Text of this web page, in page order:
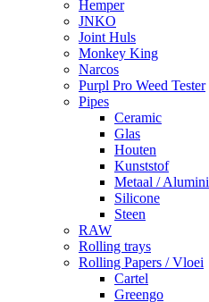
Hemper
JNKO
Joint Huls
Monkey King
Narcos
Purpl Pro Weed Tester
Pipes
Ceramic
Glas
Houten
Kunststof
Metaal /
Silicone
Steen
RAW
Rolling trays
Rolling Papers / Vloei
Cartel
Greengo